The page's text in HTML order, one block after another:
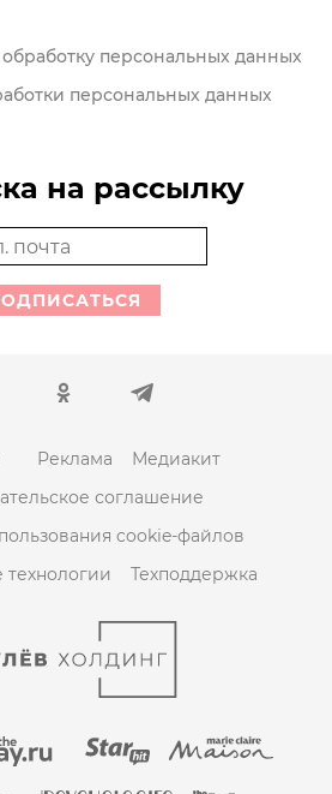
персональных данных
персональных данных
на рассылку
Реклама
Медиакит
соглашение
cookie-файлов
Техподдержка